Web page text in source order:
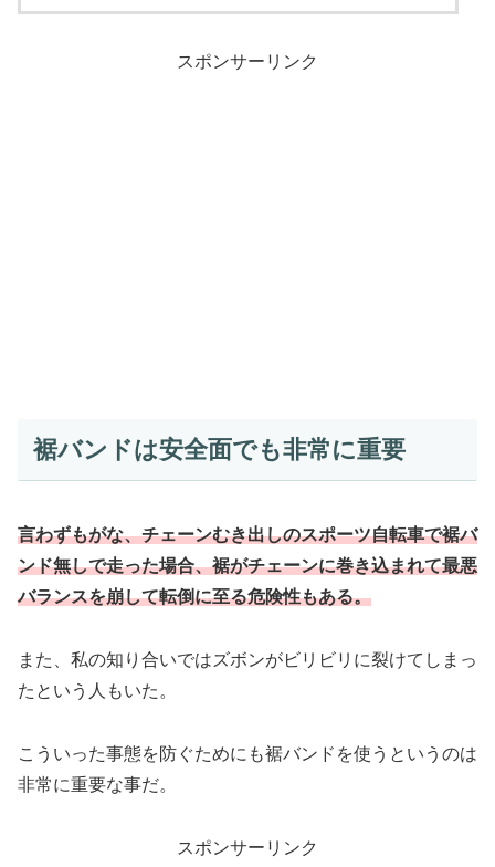
スポンサーリンク
裾バンドは安全面でも非常に重要
言わずもがな、チェーンむき出しのスポーツ自転車で裾バ
ンド無しで走った場合、裾がチェーンに巻き込まれて最悪
バランスを崩して転倒に至る危険性もある。
また、私の知り合いではズボンがビリビリに裂けてしまっ
たという人もいた。
こういった事態を防ぐためにも裾バンドを使うというのは
非常に重要な事だ。
スポンサーリンク